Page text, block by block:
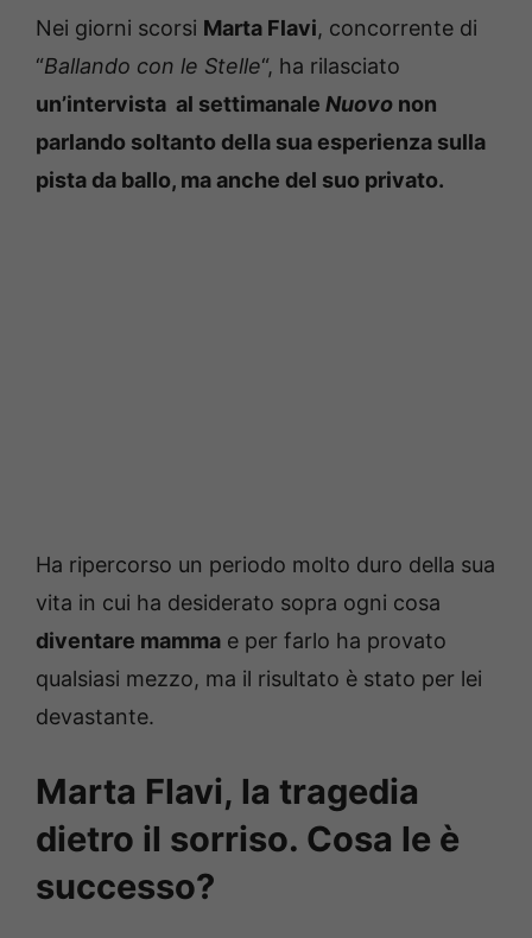
Nei giorni scorsi Marta Flavi, concorrente di
“Ballando con le Stelle“, ha rilasciato
un’intervista al settimanale Nuovo non
parlando soltanto della sua esperienza sulla
pista da ballo, ma anche del suo privato.
Ha ripercorso un periodo molto duro della sua
vita in cui ha desiderato sopra ogni cosa
diventare mamma e per farlo ha provato
qualsiasi mezzo, ma il risultato è stato per lei
devastante.
Marta Flavi, la tragedia
dietro il sorriso. Cosa le è
successo?